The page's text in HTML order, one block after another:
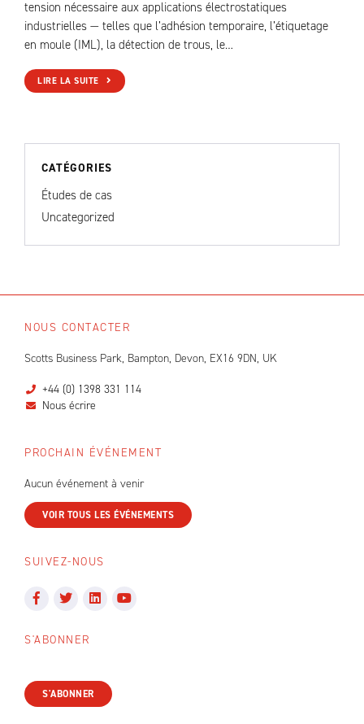
tension nécessaire aux applications électrostatiques
industrielles — telles que l’adhésion temporaire, l’étiquetage
en moule (IML), la détection de trous, le…
LIRE LA SUITE
CATÉGORIES
Études de cas
Uncategorized
NOUS CONTACTER
Scotts Business Park, Bampton, Devon, EX16 9DN, UK
+44 (0) 1398 331 114
Nous écrire
PROCHAIN ÉVÉNEMENT
Aucun événement à venir
VOIR TOUS LES ÉVÉNEMENTS
SUIVEZ-NOUS
S'ABONNER
S'ABONNER